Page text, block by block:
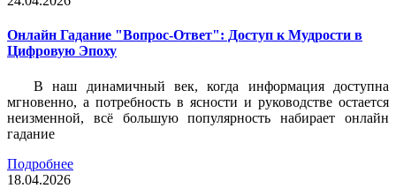
Онлайн Гадание "Вопрос-Ответ": Доступ к Мудрости в
Цифровую Эпоху
В наш динамичный век, когда информация доступна
мгновенно, а потребность в ясности и руководстве остается
неизменной, всё большую популярность набирает онлайн
гадание
Подробнее
18.04.2026